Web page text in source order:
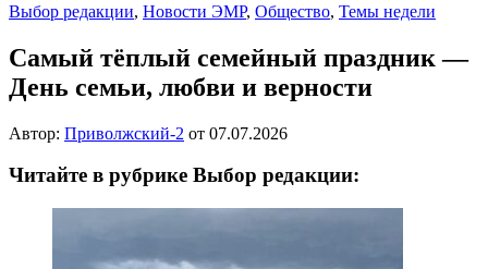
Выбор редакции, Новости ЭМР, Общество, Темы недели
Самый тёплый семейный праздник —
День семьи, любви и верности
Автор: Приволжский-2 от 07.07.2026
Читайте в рубрике Выбор редакции: